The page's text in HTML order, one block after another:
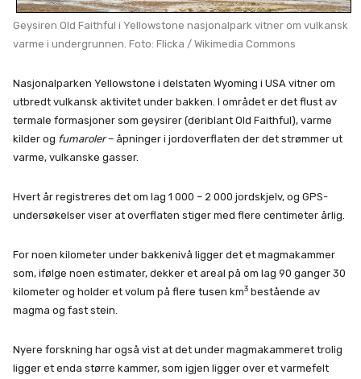
Geysiren Old Faithful i Yellowstone nasjonalpark vitner om vulkansk
varme i undergrunnen. Foto: Flicka / Wikimedia Commons
Nasjonalparken Yellowstone i delstaten Wyoming i USA vitner om
utbredt vulkansk aktivitet under bakken. I området er det flust av
termale formasjoner som geysirer (deriblant Old Faithful), varme
kilder og fumaroler– åpninger i jordoverflaten der det strømmer ut
varme, vulkanske gasser.
Hvert år registreres det om lag 1 000 – 2 000 jordskjelv, og GPS-
undersøkelser viser at overflaten stiger med flere centimeter årlig.
For noen kilometer under bakkenivå ligger det et magmakammer
som, ifølge noen estimater, dekker et areal på om lag 90 ganger 30
kilometer og holder et volum på flere tusen km3 bestående av
magma og fast stein.
Nyere forskning har også vist at det under magmakammeret trolig
ligger et enda større kammer, som igjen ligger over et varmefelt